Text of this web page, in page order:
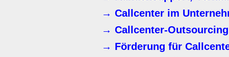
→ Callcenter im
→ Callcenter-
→ Förderung für